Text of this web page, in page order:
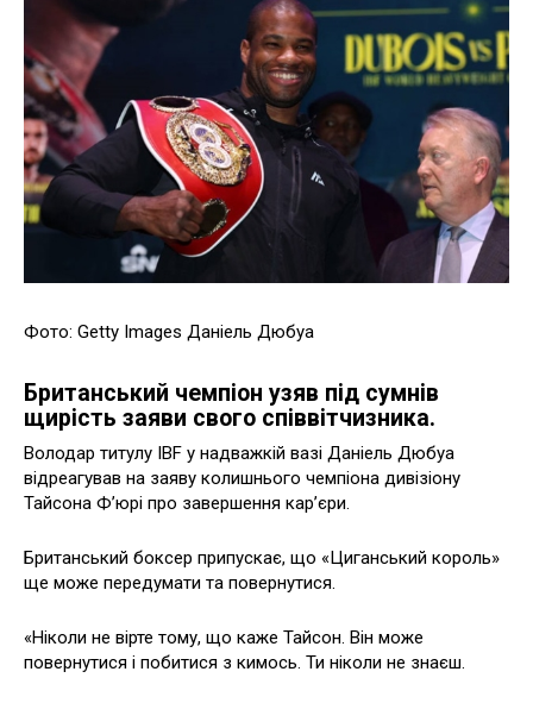
Фото: Getty Images Даніель Дюбуа
Британський чемпіон узяв під сумнів
щирість заяви свого співвітчизника.
Володар титулу IBF у надважкій вазі Даніель Дюбуа
відреагував на заяву колишнього чемпіона дивізіону
Тайсона Ф’юрі про завершення кар’єри.
Британський боксер припускає, що «Циганський король»
ще може передумати та повернутися.
«Ніколи не вірте тому, що каже Тайсон. Він може
повернутися і побитися з кимось. Ти ніколи не знаєш.